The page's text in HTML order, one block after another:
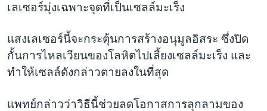
เลเซอร์มุ่งเฉพาะจุดที่เป็นเซลล์มะเร็ง
แสงเลเซอร์นี้จะกระตุ้นการสร้างอนุมูลอิสระ ซึ่งปิด
กั้นการไหลเวียนของโลหิตไปเลี้ยงเซลล์มะเร็ง และ
ทำให้เซลล์ดังกล่าวตายลงในที่สุด
แพทย์กล่าวว่าวิธีนี้ช่วยลดโอกาสการลุกลามของ